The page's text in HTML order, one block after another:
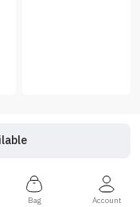
Bag Account